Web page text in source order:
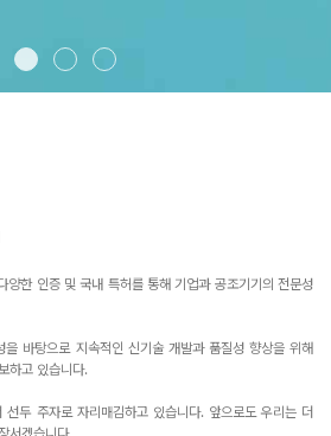
한 인증 및 국내 특허를 통해 기업과 공조기기의 전문성
을 바탕으로 지속적인 신기술 개발과 품질성 향상을 위해
하고 있습니다.
두 주자로 자리매김하고 있습니다. 앞으로도 우리는 더